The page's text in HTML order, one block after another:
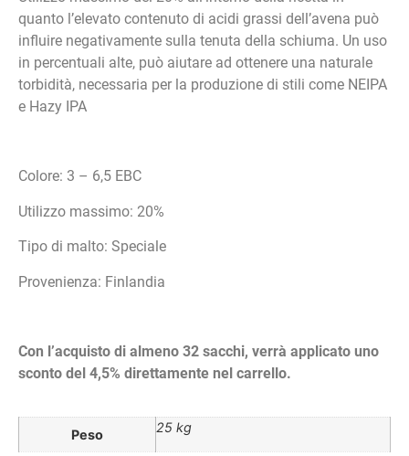
quanto l’elevato contenuto di acidi grassi dell’avena può
influire negativamente sulla tenuta della schiuma. Un uso
in percentuali alte, può aiutare ad ottenere una naturale
torbidità, necessaria per la produzione di stili come NEIPA
e Hazy IPA
Colore: 3 – 6,5 EBC
Utilizzo massimo: 20%
Tipo di malto: Speciale
Provenienza: Finlandia
Con l’acquisto di almeno 32 sacchi, verrà applicato uno
sconto del 4,5% direttamente nel carrello.
Peso 25 kg